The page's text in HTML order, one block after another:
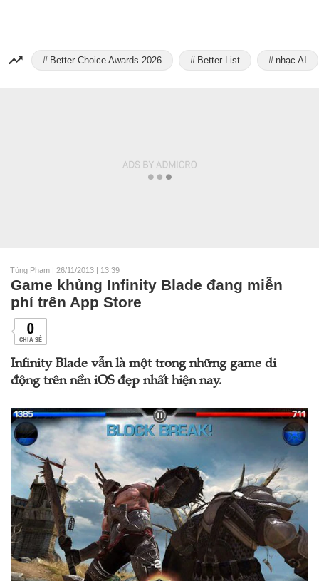
Better Choice Awards 2026 Better List nhạc AI
Tùng Phạm | 26/11/2013 | 13:39
Game khủng Infinity Blade đang miễn
phí trên App Store
0
CHIA SẺ
Infinity Blade vẫn là một trong những game di
động trên nền iOS đẹp nhất hiện nay.